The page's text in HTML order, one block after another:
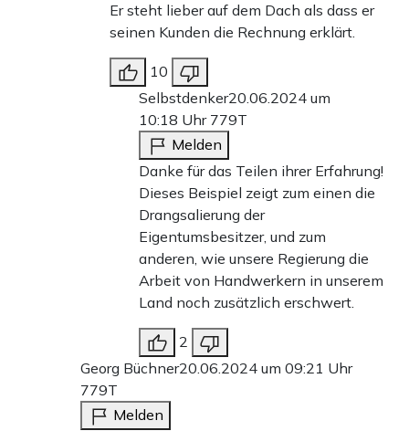
Er steht lieber auf dem Dach als dass er
seinen Kunden die Rechnung erklärt.
10
Selbstdenker20.06.2024 um
10:18 Uhr 779T
Melden
Danke für das Teilen ihrer Erfahrung!
Dieses Beispiel zeigt zum einen die
Drangsalierung der
Eigentumsbesitzer, und zum
anderen, wie unsere Regierung die
Arbeit von Handwerkern in unserem
Land noch zusätzlich erschwert.
2
Georg Büchner20.06.2024 um 09:21 Uhr
779T
Melden